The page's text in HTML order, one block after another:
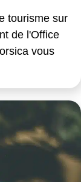
tourisme sur
de l'Office
vous